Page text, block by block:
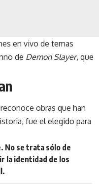
en vivo de temas
de Demon Slayer, que
obras que han
fue el elegido para
No se trata sólo de
la identidad de los